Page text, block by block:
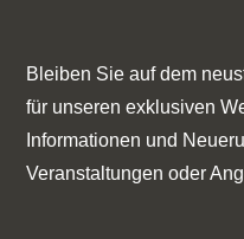
Bleiben Sie auf dem
für unseren exklusiven
Informationen und
Veranstaltungen oder